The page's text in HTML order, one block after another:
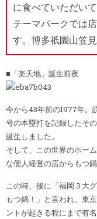
に食べていただい
テーマパークでは
す。博多祇園山笠
■「楽天地」誕生前夜
今から43年前の1977年。
号の本塁打を記録したそ
誕生しました。
そして、この世界のホー
な個人経営の店からもつ
この時、後に「福岡３大
もつ鍋！」と言われ、東
ントが起きる程にまで有